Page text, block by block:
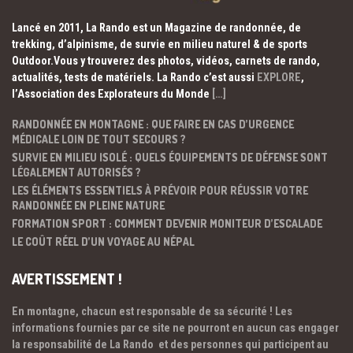
Lancé en 2011, La Rando est un Magazine de randonnée, de
trekking, d’alpinisme, de survie en milieu naturel & de sports
Outdoor.Vous y trouverez des photos, vidéos, carnets de rando,
actualités, tests de matériels. La Rando c’est aussi EXPLORE,
l’Association des Explorateurs du Monde […]
RANDONNÉE EN MONTAGNE : QUE FAIRE EN CAS D’URGENCE
MÉDICALE LOIN DE TOUT SECOURS ?
SURVIE EN MILIEU ISOLÉ : QUELS ÉQUIPEMENTS DE DÉFENSE SONT
LÉGALEMENT AUTORISÉS ?
LES ÉLÉMENTS ESSENTIELS À PRÉVOIR POUR RÉUSSIR VOTRE
RANDONNÉE EN PLEINE NATURE
FORMATION SPORT : COMMENT DEVENIR MONITEUR D’ESCALADE
LE COÛT RÉEL D’UN VOYAGE AU NÉPAL
AVERTISSEMENT !
En montagne, chacun est responsable de sa sécurité ! Les
informations fournies par ce site ne pourront en aucun cas engager
la responsabilité de La Rando et des personnes qui participent au